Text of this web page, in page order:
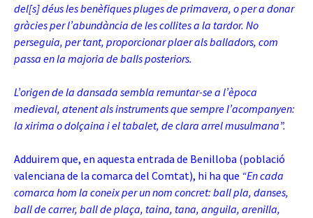
del[s] déus les benèfiques pluges de primavera, o per a donar
gràcies per l’abundància de les collites a la tardor. No
perseguia, per tant, proporcionar plaer als balladors, com
passa en la majoria de balls posteriors.
L’origen de la dansada sembla remuntar-se a l’època
medieval, atenent als instruments que sempre l’acompanyen:
la xirima o dolçaina i el tabalet, de clara arrel musulmana”.
Adduirem que, en aquesta entrada de Benilloba (població
valenciana de la comarca del Comtat), hi ha que “En cada
comarca hom la coneix per un nom concret: ball pla, danses,
ball de carrer, ball de plaça, taina, tana, anguila, arenilla,